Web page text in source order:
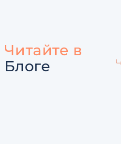
Читайте в
Блоге